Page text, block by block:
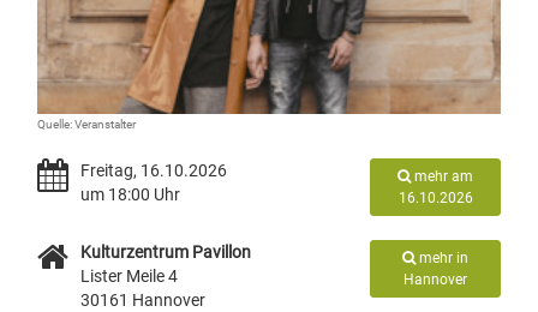
Quelle: Veranstalter
Freitag, 16.10.2026
um 18:00 Uhr
mehr am
16.10.2026
Kulturzentrum Pavillon
Lister Meile 4
30161 Hannover
mehr in
Hannover